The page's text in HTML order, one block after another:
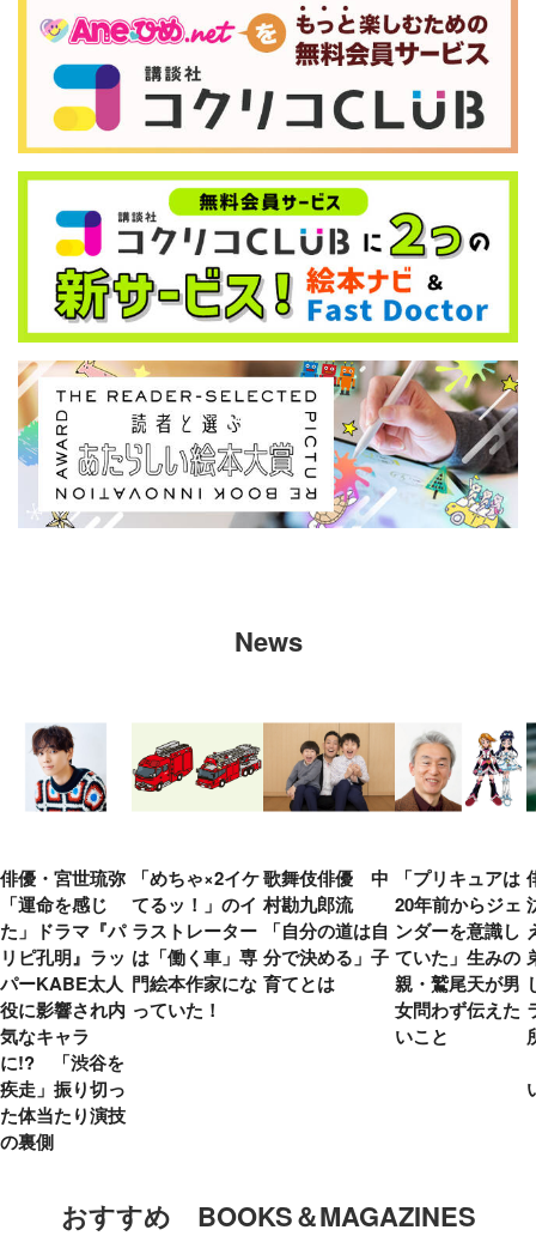
News
俳優・宮世琉弥
「運命を感じ
た」ドラマ『パ
リピ孔明』ラッ
パーKABE太人
役に影響され内
気なキャラ
に!? 「渋谷を
疾走」振り切っ
た体当たり演技
の裏側
「めちゃ×2イケ
てるッ！」のイ
ラストレーター
は「働く車」専
門絵本作家にな
っていた！
歌舞伎俳優 中
村勘九郎流
「自分の道は自
分で決める」子
育てとは
「プリキュアは
20年前からジェ
ンダーを意識し
ていた」生みの
親・鷲尾天が男
女問わず伝えた
いこと
おすすめ BOOKS＆MAGAZINES